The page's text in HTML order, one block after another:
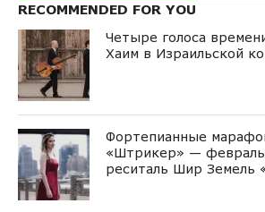
RECOMMENDED FOR YOU
Четыре голоса
Хаим в Израильской
Фортепианные
«Штрикер» —
реситаль Шир Земель